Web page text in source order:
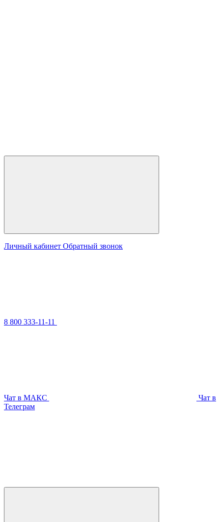
Личный кабинет Обратный звонок
8 800 333-11-11
Чат в МАКС
Чат в
Телеграм